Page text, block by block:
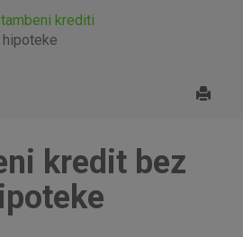
krediti
kredit bez